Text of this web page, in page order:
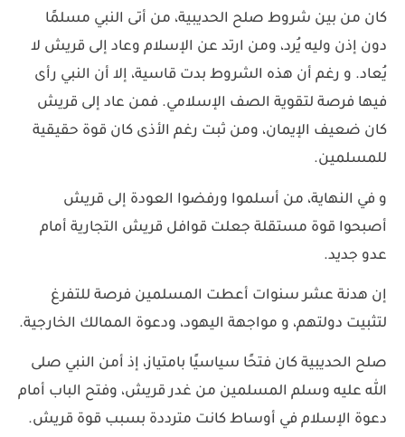
كان من بين شروط صلح الحديبية، من أتى النبي مسلمًا
دون إذن وليه يُرد، ومن ارتد عن الإسلام وعاد إلى قريش لا
يُعاد. و رغم أن هذه الشروط بدت قاسية، إلا أن النبي رأى
فيها فرصة لتقوية الصف الإسلامي. فمن عاد إلى قريش
كان ضعيف الإيمان، ومن ثبت رغم الأذى كان قوة حقيقية
للمسلمين.
و في النهاية، من أسلموا ورفضوا العودة إلى قريش
أصبحوا قوة مستقلة جعلت قوافل قريش التجارية أمام
عدو جديد.
إن هدنة عشر سنوات أعطت المسلمين فرصة للتفرغ
لتثبيت دولتهم، و مواجهة اليهود، ودعوة الممالك الخارجية.
صلح الحديبية كان فتحًا سياسيًا بامتياز، إذ أمن النبي صلى
الله عليه وسلم المسلمين من غدر قريش، وفتح الباب أمام
دعوة الإسلام في أوساط كانت مترددة بسبب قوة قريش.